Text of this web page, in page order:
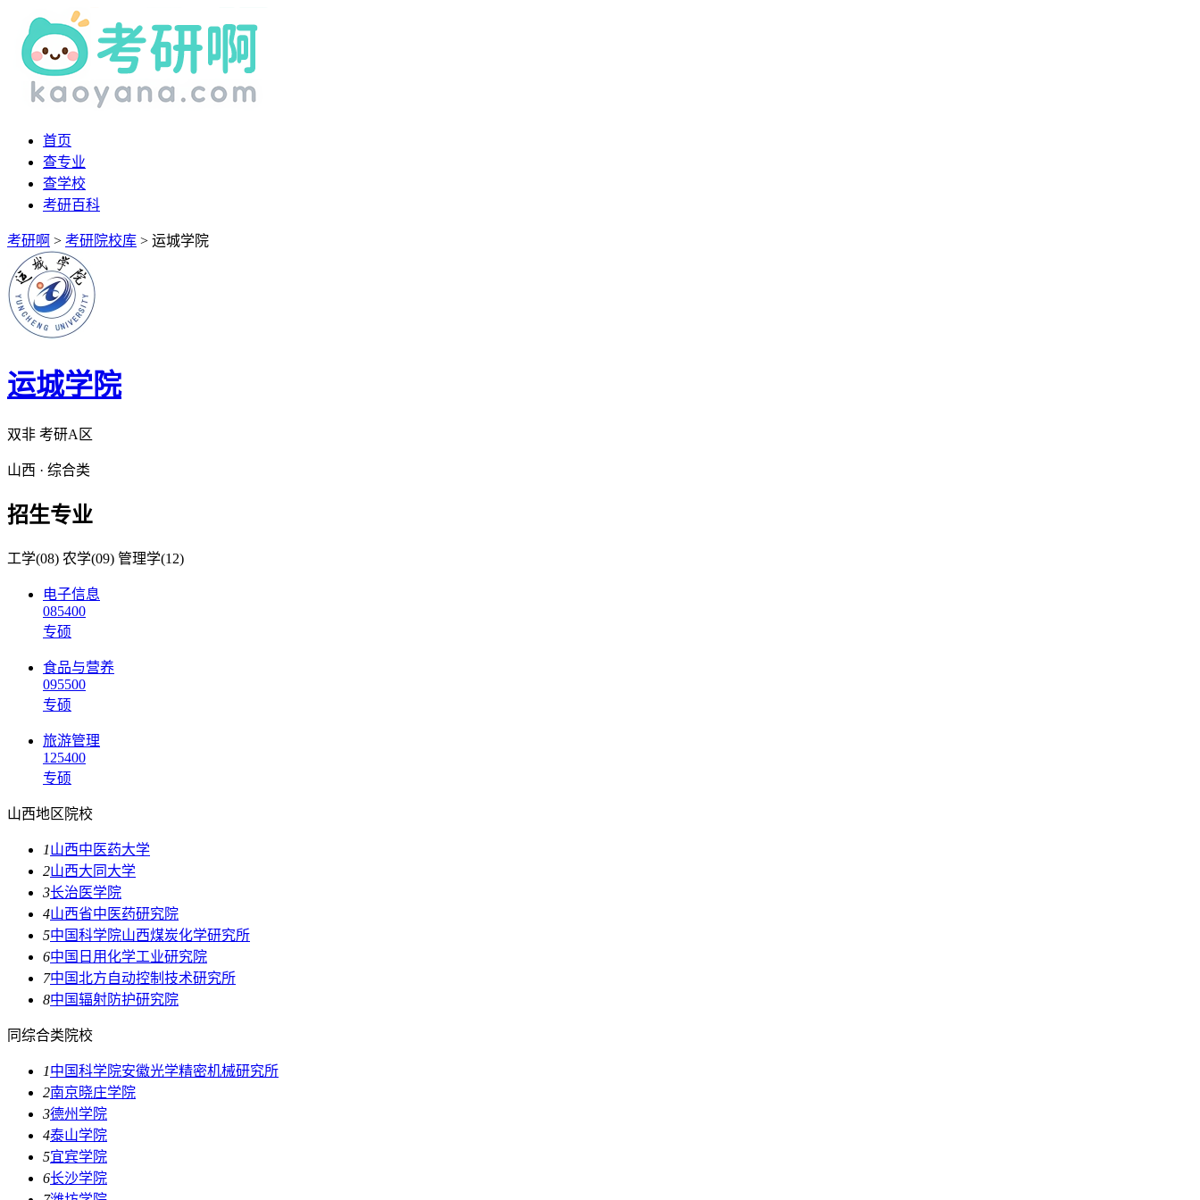
首页
查专业
查学校
考研百科
考研啊 > 考研院校库 > 运城学院
运城学院
双非 考研A区
山西 · 综合类
招生专业
工学(08) 农学(09) 管理学(12)
电子信息
085400
专硕
食品与营养
095500
专硕
旅游管理
125400
专硕
山西地区院校
1山西中医药大学
2山西大同大学
3长治医学院
4山西省中医药研究院
5中国科学院山西煤炭化学研究所
6中国日用化学工业研究院
7中国北方自动控制技术研究所
8中国辐射防护研究院
同综合类院校
1中国科学院安徽光学精密机械研究所
2南京晓庄学院
3德州学院
4泰山学院
5宜宾学院
6长沙学院